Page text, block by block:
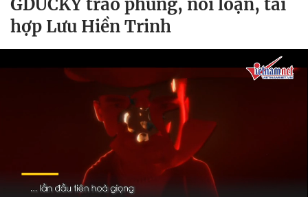
GDUCKY trào phúng, nổi loạn, tái
hợp Lưu Hiền Trinh